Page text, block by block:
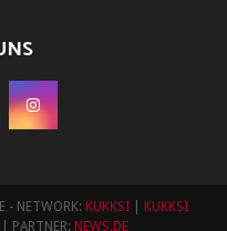
- NETWORK: KUKKSI|
KUKKSI
| PARTNER: NEWS.DE